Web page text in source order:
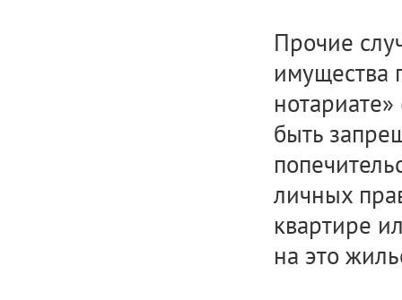
Прочие
имущества
быть
личных
квартире
на это